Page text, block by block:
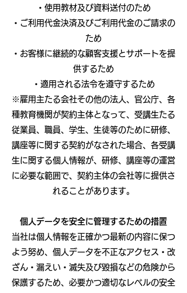
・使用教材及び資料送付のため
・ご利用代金決済及びご利用代金のご請求の
ため
・お客様に継続的な顧客支援とサポートを提
供するため
・適用される法令を遵守するため
※雇用主たる会社その他の法人、官公庁、各
種教育機関が契約主体となって、受講生たる
従業員、職員、学生、生徒等のために研修、
講座等に関する契約がなされた場合、各受講
生に関する個人情報が、研修、講座等の運営
に必要な範囲で、契約主体の会社等に提供さ
れることがあります。
個人データを安全に管理するための措置
当社は個人情報を正確かつ最新の内容に保つ
よう努め、個人データを不正なアクセス・改
ざん・漏えい・滅失及び毀損などの危険から
保護するため、必要かつ適切なレベルの安全